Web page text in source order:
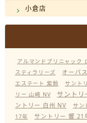
小倉店
アルマンドブリニャック
スティラリーズ
オーパ
エステート 紫鈴
サント
リー 山崎 NV
サントリ
ントリー 白州 NV
サン
17年
サントリー 響 21